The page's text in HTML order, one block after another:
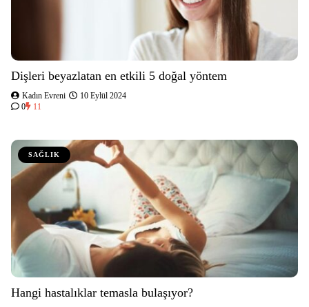
Dişleri beyazlatan en etkili 5 doğal yöntem
Kadın Evreni
10 Eylül 2024
0
11
SAĞLIK
Hangi hastalıklar temasla bulaşıyor?